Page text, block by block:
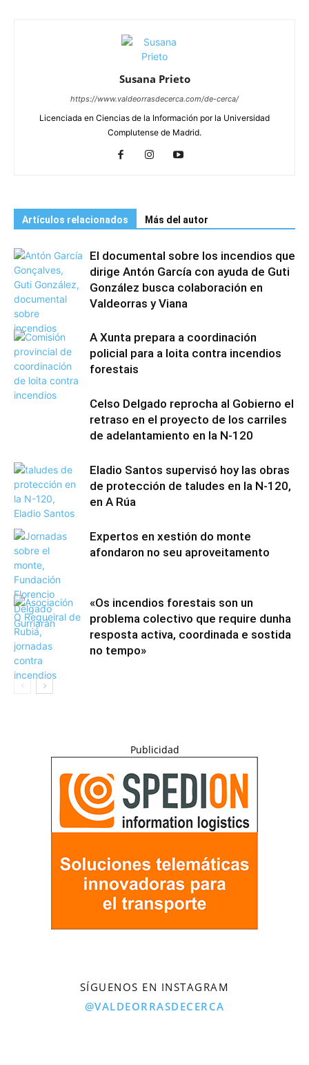
Susana Prieto
https://www.valdeorrasdecerca.com/de-cerca/
Licenciada en Ciencias de la Información por la Universidad
Complutense de Madrid.
Artículos relacionados Más del autor
El documental sobre los incendios que
dirige Antón García con ayuda de Guti
González busca colaboración en
Valdeorras y Viana
A Xunta prepara a coordinación
policial para a loita contra incendios
forestais
Celso Delgado reprocha al Gobierno el
retraso en el proyecto de los carriles
de adelantamiento en la N-120
Eladio Santos supervisó hoy las obras
de protección de taludes en la N-120,
en A Rúa
Expertos en xestión do monte
afondaron no seu aproveitamento
«Os incendios forestais son un
problema colectivo que require dunha
resposta activa, coordinada e sostida
no tempo»
Publicidad
SÍGUENOS EN INSTAGRAM
@VALDEORRASDECERCA